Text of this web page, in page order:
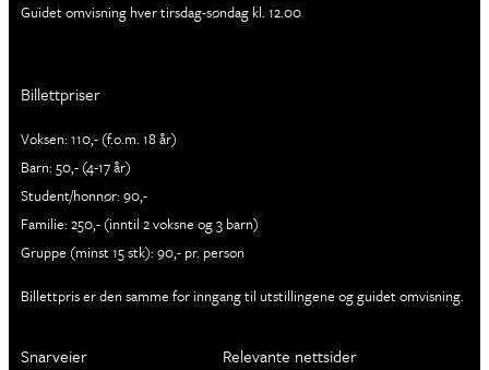
Guidet omvisning hver tirsdag-søndag kl. 12.00
Billettpriser
Voksen: 110,- (f.o.m. 18 år)
Barn: 50,- (4-17 år)
Student/honnør: 90,-
Familie: 250,- (inntil 2 voksne og 3 barn)
Gruppe (minst 15 stk): 90,- pr. person
Billettpris er den samme for inngang til utstillingene og guidet omvisning.
Snarveier Relevante nettsider